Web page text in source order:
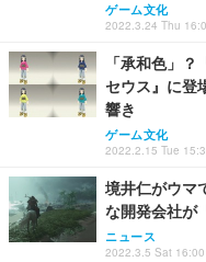
ゲーム文化
2022.3.24 Thu
「承和色」
セウス』に登
響き
ゲーム文化
2022.2.15 Tue
境井仁がウマ
な開発会社が
ニュース
2022.3.5 Sat 16:00